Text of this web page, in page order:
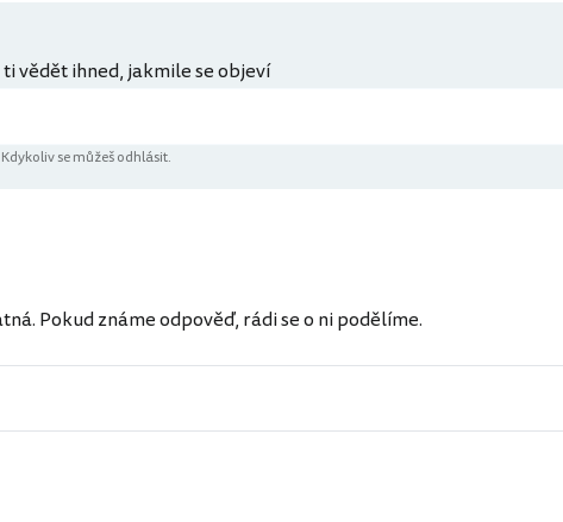
vědět ihned, jakmile se objeví
Kdykoliv se můžeš odhlásit.
Pokud známe odpověď, rádi se o ni podělíme.